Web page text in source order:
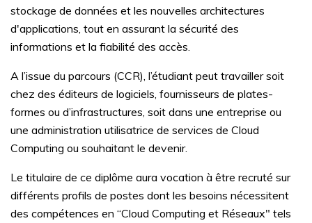
stockage de données et les nouvelles architectures
d'applications, tout en assurant la sécurité des
informations et la fiabilité des accès.
A l’issue du parcours (CCR), l’étudiant peut travailler soit
chez des éditeurs de logiciels, fournisseurs de plates-
formes ou d’infrastructures, soit dans une entreprise ou
une administration utilisatrice de services de Cloud
Computing ou souhaitant le devenir.
Le titulaire de ce diplôme aura vocation à être recruté sur
différents profils de postes dont les besoins nécessitent
des compétences en “Cloud Computing et Réseaux" tels